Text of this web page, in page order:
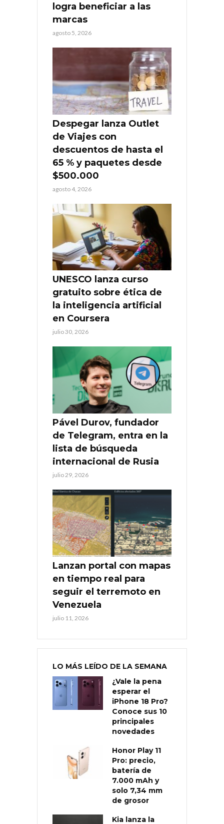
logra beneficiar a las
marcas
agosto 5, 2026
Despegar lanza Outlet
de Viajes con
descuentos de hasta el
65 % y paquetes desde
$500.000
agosto 4, 2026
UNESCO lanza curso
gratuito sobre ética de
la inteligencia artificial
en Coursera
julio 30, 2026
Pável Durov, fundador
de Telegram, entra en la
lista de búsqueda
internacional de Rusia
julio 29, 2026
Lanzan portal con mapas
en tiempo real para
seguir el terremoto en
Venezuela
julio 11, 2026
LO MÁS LEÍDO DE LA SEMANA
¿Vale la pena
esperar el
iPhone 18 Pro?
Conoce sus 10
principales
novedades
Honor Play 11
Pro: precio,
batería de
7.000 mAh y
solo 7,34 mm
de grosor
Kia lanza la